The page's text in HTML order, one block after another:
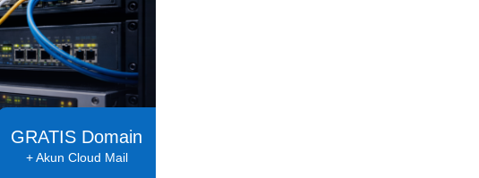
GRATIS Domain
+ Akun Cloud Mail